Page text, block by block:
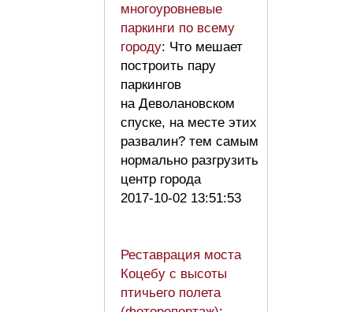
многоуровневые
паркинги по всему
городу: Что мешает
построить пару
паркингов
на Деволановском
спуске, на месте этих
развалин? тем самым
нормально разгрузить
центр города
2017-10-02 13:51:53
Реставрация моста
Коцебу с высоты
птичьего полета